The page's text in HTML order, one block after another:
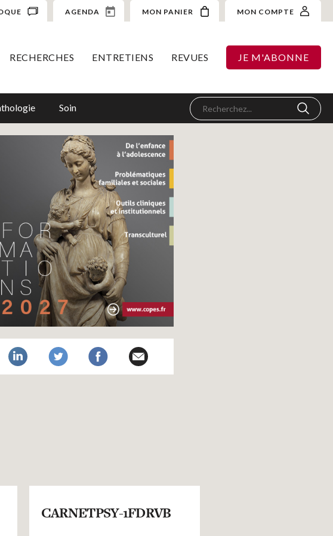
AGENDA MON PANIER MON COMPTE
RECHERCHES ENTRETIENS REVUES JE M'ABONNE
Soin
CARNETPSY-1FDRVB